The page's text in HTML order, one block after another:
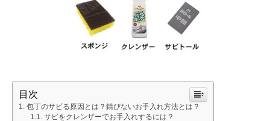
目次
包丁のサビる原因とは？錆びないお手入れ方法とは？
サビをクレンザーでお手入れするには？